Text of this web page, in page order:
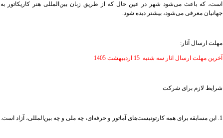
است، که باعث می‌شود شهر در عین حال که از طریق زبان بین‌المللی هنر کاریکاتور به
جهانیان معرفی می‌شود، بیشتر دیده شود.
مهلت ارسال آثار:
آخرین مهلت ارسال اثار سه شنبه 15 اردیبهشت 1405
شرایط لازم برای شرکت
1. این مسابقه برای همه کارتونیست‌های آماتور و حرفه‌ای، چه ملی و چه بین‌المللی، آزاد است.